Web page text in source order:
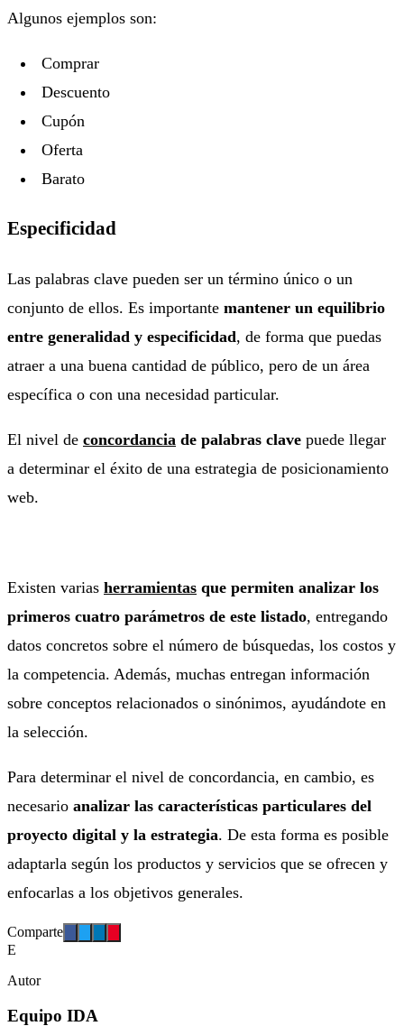
Algunos ejemplos son:
Comprar
Descuento
Cupón
Oferta
Barato
Especificidad
Las palabras clave pueden ser un término único o un
conjunto de ellos. Es importante mantener un equilibrio
entre generalidad y especificidad, de forma que puedas
atraer a una buena cantidad de público, pero de un área
específica o con una necesidad particular.
El nivel de concordancia de palabras clave puede llegar
a determinar el éxito de una estrategia de posicionamiento
web.
Existen varias herramientas que permiten analizar los
primeros cuatro parámetros de este listado, entregando
datos concretos sobre el número de búsquedas, los costos y
la competencia. Además, muchas entregan información
sobre conceptos relacionados o sinónimos, ayudándote en
la selección.
Para determinar el nivel de concordancia, en cambio, es
necesario analizar las características particulares del
proyecto digital y la estrategia. De esta forma es posible
adaptarla según los productos y servicios que se ofrecen y
enfocarlas a los objetivos generales.
Comparte
E
Autor
Equipo IDA